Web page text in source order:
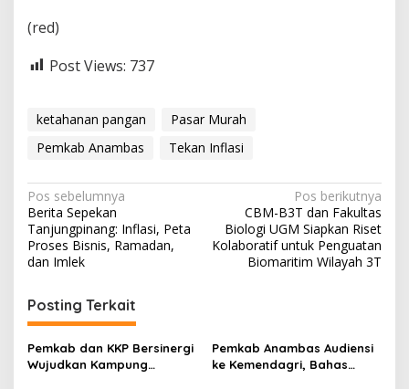
(red)
Post Views: 737
ketahanan pangan
Pasar Murah
Pemkab Anambas
Tekan Inflasi
N
a
v
g
a
s
Pos sebelumnya
Berita Sepekan
Tanjungpinang: Inflasi, Peta
Proses Bisnis, Ramadan,
dan Imlek
Pos berikutnya
CBM-B3T dan Fakultas
Biologi UGM Siapkan Riset
Kolaboratif untuk Penguatan
Biomaritim Wilayah 3T
Posting Terkait
Pemkab dan KKP Bersinergi
Wujudkan Kampung
Pemkab Anambas Audiensi
ke Kemendagri, Bahas